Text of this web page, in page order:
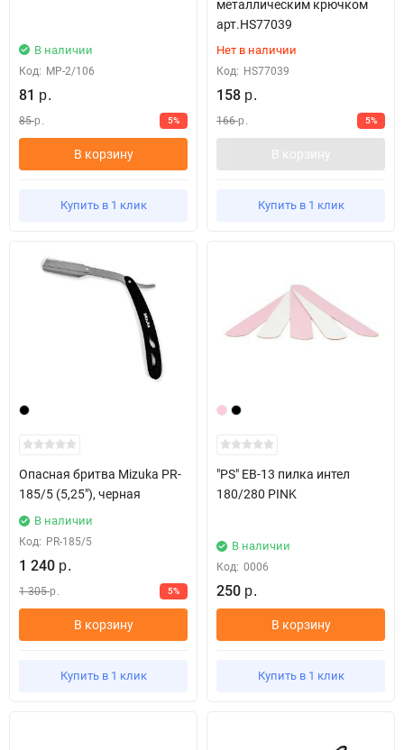
В наличии
Код: МР-2/106
81 р.
85р. 5%
В корзину
Купить в 1 клик
металлическим крючком
арт.HS77039
Нет в наличии
Код: HS77039
158 р.
166р. 5%
В корзину
Купить в 1 клик
Опасная бритва Mizuka PR-
185/5 (5,25"), черная
В наличии
Код: PR-185/5
1 240 р.
1 305 р. 5%
В корзину
Купить в 1 клик
"PS" EB-13 пилка интел
180/280 PINK
В наличии
Код: 0006
250 р.
В корзину
Купить в 1 клик